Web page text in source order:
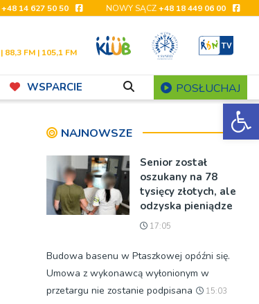
+48 14 627 50 50 NOWY SĄCZ+48 18 449 06 00
88,3 FM | 105,1 FM
WSPARCIE POSŁUCHAJ
NAJNOWSZE
Senior został
oszukany na 78
tysięcy złotych, ale
odzyska pieniądze
17:05
Budowa basenu w Ptaszkowej opóźni się.
Umowa z wykonawcą wyłonionym w
przetargu nie zostanie podpisana
15:03